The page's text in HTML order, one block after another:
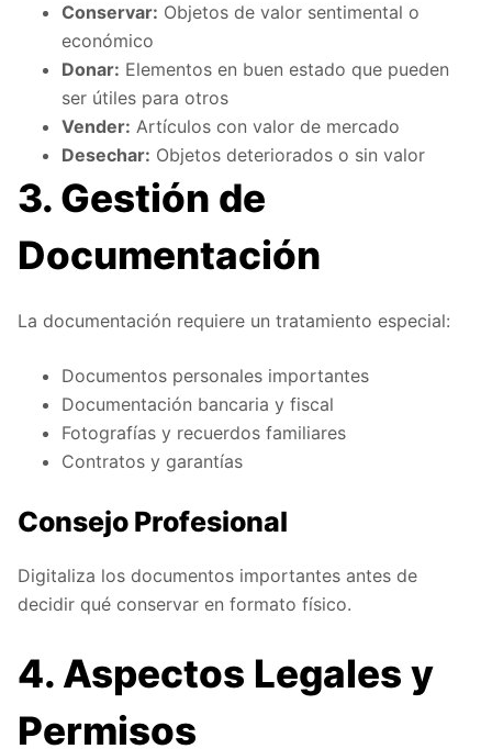
Conservar: Objetos de valor sentimental o
económico
Donar: Elementos en buen estado que pueden
ser útiles para otros
Vender: Artículos con valor de mercado
Desechar: Objetos deteriorados o sin valor
3. Gestión de
Documentación
La documentación requiere un tratamiento especial:
Documentos personales importantes
Documentación bancaria y fiscal
Fotografías y recuerdos familiares
Contratos y garantías
Consejo Profesional
Digitaliza los documentos importantes antes de
decidir qué conservar en formato físico.
4. Aspectos Legales y
Permisos